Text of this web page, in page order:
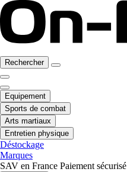
Rechercher
Equipement
Sports de combat
Arts martiaux
Entretien physique
Déstockage
Marques
SAV en France Paiement sécurisé